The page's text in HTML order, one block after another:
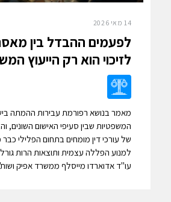
14 מאי 2026
לפעמים ההבדל בין
לזיכוי הוא רק הייעוץ
מאמר בנושא רפורמת עבירות ההמתה
המשפטיות שבין סעיפי האישום השונים,
של עורכי דין מומחים בתחום הפלילי
למנוע הפללה עצמית ותוצאות הרות
עו"ד אדוארדו מייסלף ממשרד אפיק